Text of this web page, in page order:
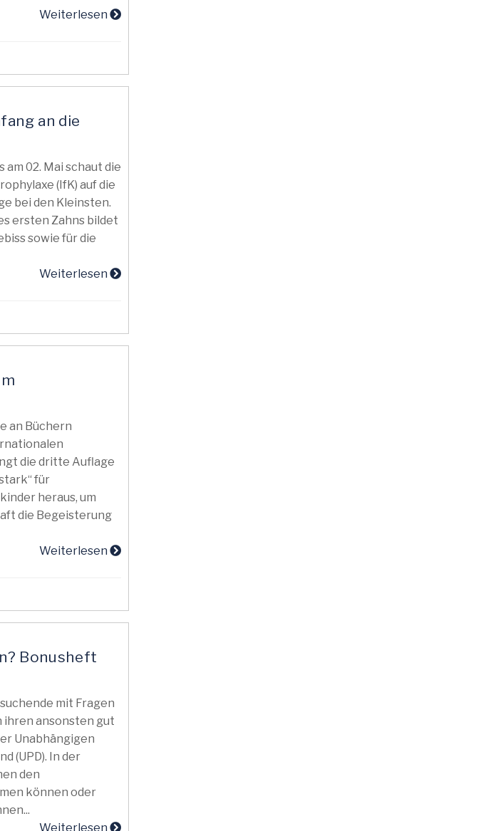
Weiterlesen
an die
am 02. Mai schaut die
(IfK) auf die
bei den Kleinsten.
ersten Zahns bildet
sowie für die
Weiterlesen
an Büchern
die dritte Auflage
für
heraus, um
die Begeisterung
Weiterlesen
Bonusheft
mit Fragen
ihren ansonsten gut
Unabhängigen
(UPD). In der
den
können oder
Weiterlesen